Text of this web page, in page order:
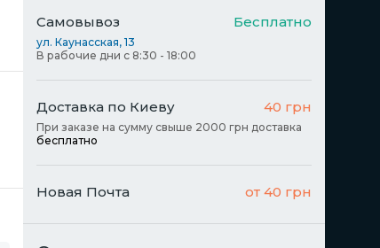
Самовывоз Бесплатно
ул. Каунасская, 13
В рабочие дни с 8:30 - 18:00
Доставка по Киеву 40 грн
При заказе на сумму свыше 2000 грн доставка
бесплатно
Новая Почта от 40 грн